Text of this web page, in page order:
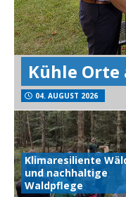
Kühle
04. AUGUST 2026
Klimaresiliente
und nachhaltige
Waldpflege